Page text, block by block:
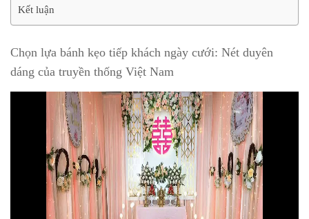
Kết luận
Chọn lựa bánh kẹo tiếp khách ngày cưới: Nét duyên
dáng của truyền thống Việt Nam